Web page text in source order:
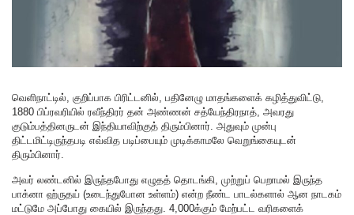
வெளிநாட்டில், குறிப்பாக பிரிட்டனில், பதினேழு மாதங்களைக் கழித்துவிட்டு,
1880 பிப்ரவரியில் ரவீந்திரர் தன் அண்ணன் சத்யேந்திரநாத், அவரது
குடும்பத்தினருடன் இந்தியாவிற்குத் திரும்பினார். அதுவும் முன்பு
திட்டமிட்டிருந்தபடி எவ்வித படிப்பையும் முடிக்காமலே வெறுங்கையுடன்
திரும்பினார்.
அவர் லண்டனில் இருந்தபோது எழுதத் தொடங்கி, முற்றுப் பெறாமல் இருந்த
பாக்னா ஹ்ருதய் (உடைந்துபோன உள்ளம்) என்ற நீண்ட பாடல்களால் ஆன நாடகம்
மட்டுமே அப்போது கையில் இருந்தது. 4,000க்கும் மேற்பட்ட வரிகளைக்